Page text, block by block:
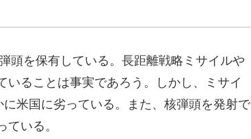
頭を保有している。長距離戦略ミサイルや
ることは事実であろう。しかし、ミサイ
米国に劣っている。また、核弾頭を発射で
いる。